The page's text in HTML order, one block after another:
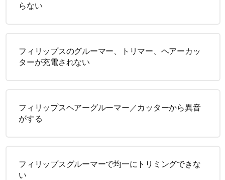
らない
フィリップスのグルーマー、トリマー、ヘアーカッ
ターが充電されない
フィリップスヘアーグルーマー／カッターから異音
がする
フィリップスグルーマーで均一にトリミングできな
い